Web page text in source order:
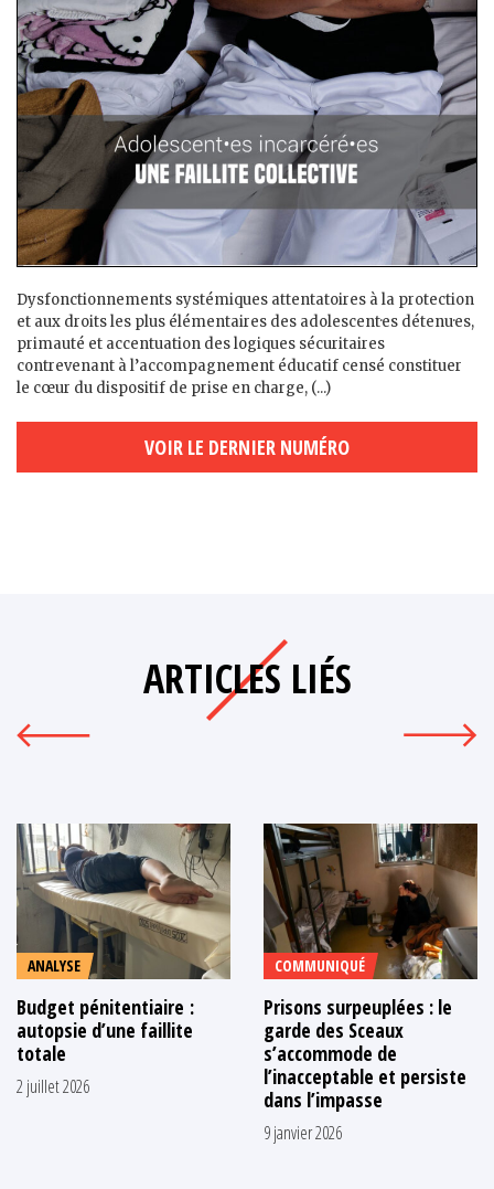
Dysfonctionnements systémiques attentatoires à la protection
et aux droits les plus élémentaires des adolescent·es détenu·es,
primauté et accentuation des logiques sécuritaires
contrevenant à l’accompagnement éducatif censé constituer
le cœur du dispositif de prise en charge, (...)
VOIR LE DERNIER NUMÉRO
ARTICLES LIÉS
ANALYSE
Budget pénitentiaire :
autopsie d’une faillite
totale
2 juillet 2026
COMMUNIQUÉ
Prisons surpeuplées : le
garde des Sceaux
s’accommode de
l’inacceptable et persiste
dans l’impasse
9 janvier 2026